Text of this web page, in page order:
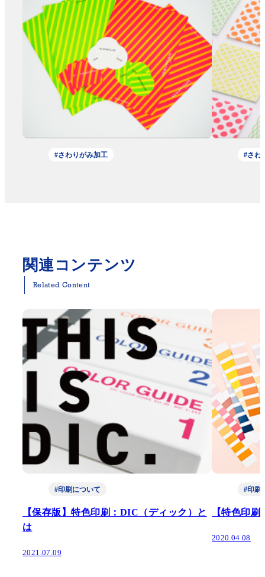
#さわりがみ加工 #さわ
関連コンテンツ
Related Content
#印刷について
【保存版】特色印刷：DIC（ディック）と
は
2021.07.09
#印刷
【特色印
2020.04.08